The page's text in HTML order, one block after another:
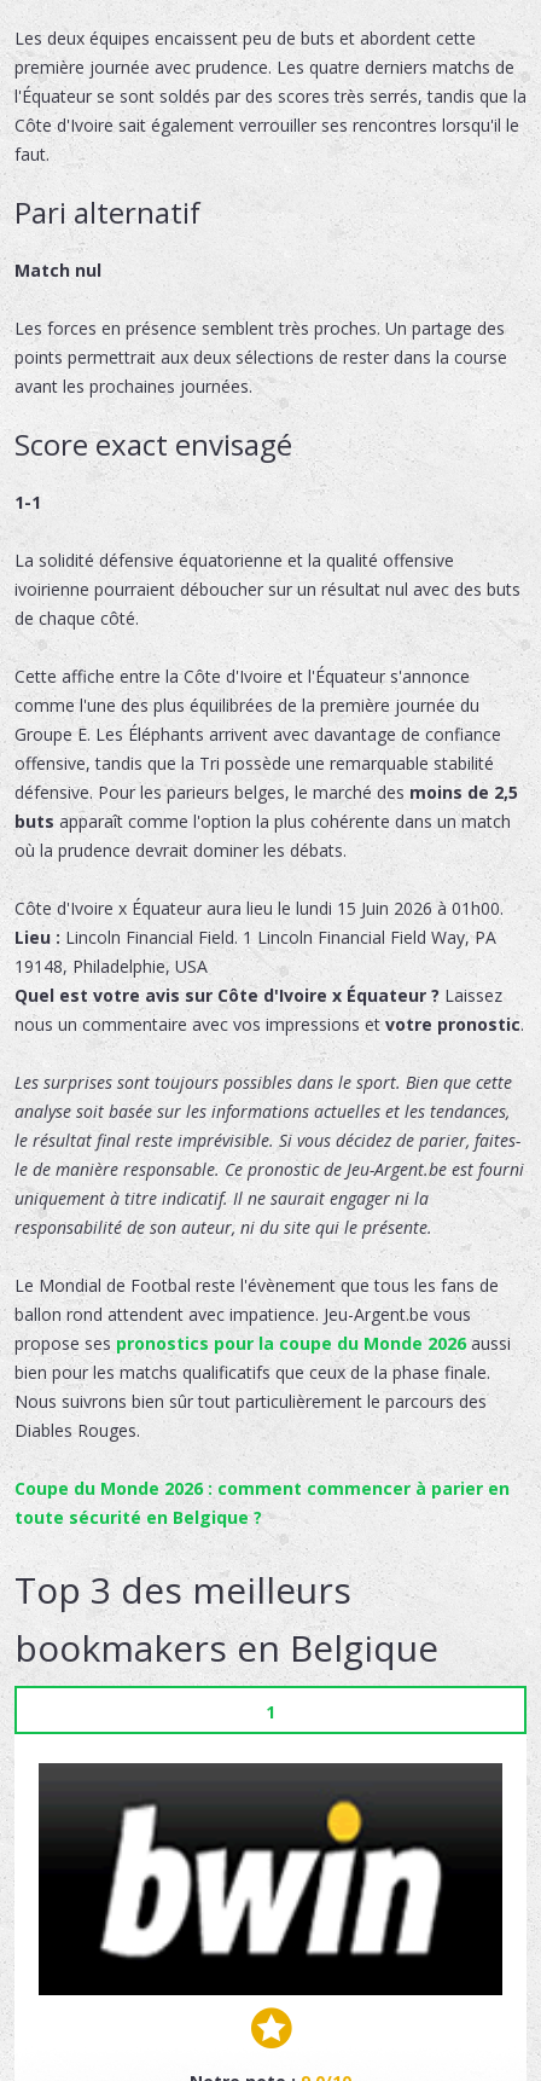
Les deux équipes encaissent peu de buts et abordent cette
première journée avec prudence. Les quatre derniers matchs de
l'Équateur se sont soldés par des scores très serrés, tandis que la
Côte d'Ivoire sait également verrouiller ses rencontres lorsqu'il le
faut.
Pari alternatif
Match nul
Les forces en présence semblent très proches. Un partage des
points permettrait aux deux sélections de rester dans la course
avant les prochaines journées.
Score exact envisagé
1-1
La solidité défensive équatorienne et la qualité offensive
ivoirienne pourraient déboucher sur un résultat nul avec des buts
de chaque côté.
Cette affiche entre la Côte d'Ivoire et l'Équateur s'annonce
comme l'une des plus équilibrées de la première journée du
Groupe E. Les Éléphants arrivent avec davantage de confiance
offensive, tandis que la Tri possède une remarquable stabilité
défensive. Pour les parieurs belges, le marché des moins de 2,5
butsapparaît comme l'option la plus cohérente dans un match
où la prudence devrait dominer les débats.
Côte d'Ivoire x Équateur aura lieu le lundi 15 Juin 2026 à 01h00.
Lieu : Lincoln Financial Field. 1 Lincoln Financial Field Way,PA
19148, Philadelphie, USA
Quel est votre avis sur Côte d'Ivoire x Équateur ? Laissez
nous un commentaire avec vos impressions etvotre pronostic.
Les surprises sont toujours possibles dans le sport. Bien que cette
analyse soit basée sur les informations actuelles et les tendances,
le résultat final reste imprévisible. Si vous décidez de parier, faites-
le de manière responsable. Ce pronostic de Jeu-Argent.be est fourni
uniquement à titre indicatif. Il ne saurait engager ni la
responsabilité de son auteur, ni du site qui le présente.
Le Mondial de Footbal reste l'évènement que tous les fans de
ballon rond attendent avec impatience. Jeu-Argent.be vous
propose ses pronostics pour la coupe du Monde 2026aussi
bien pour les matchs qualificatifs que ceux de la phase finale.
Nous suivrons bien sûr tout particulièrement le parcours des
Diables Rouges.
Coupe du Monde 2026 : comment commencer à parier en
toute sécurité en Belgique ?
Top 3 des meilleurs
bookmakers en Belgique
1